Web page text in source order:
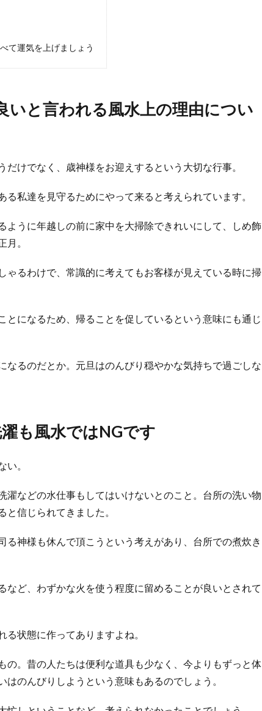
ジュールは、掃除のことばかり考えていてもダメです。 まずは『モノの整理』そ
けを業者に依頼したい！片付け業者を選ぶポイント
が思うようにできず、業者に依頼しようかと悩んでいる方も多いのではないでしょう
掃除。その時に窓拭きをするという人も多いのではないでしょうか。 しかし、窓拭
業者に依頼する方が安心！業者に依頼する際のポイント
...
て運気を上げましょう
いと言われる風水上の理由につい
けでなく、歳神様をお迎えするという大切な行事。
る私達を見守るためにやって来ると考えられています。
ように年越しの前に家中を大掃除できれいにして、しめ飾
月。
ゃるわけで、常識的に考えてもお客様が見えている時に掃
とになるため、帰ることを促しているという意味にも通じ
なるのだとか。元旦はのんびり穏やかな気持ちで過ごしな
も風水ではNGです
。
濯などの水仕事もしてはいけないとのこと。台所の洗い物
信じられてきました。
る神様も休んで頂こうという考えがあり、台所での煮炊き
など、わずかな火を使う程度に留めることが良いとされて
状態に作ってありますよね。
の。昔の人たちは便利な道具も少なく、今よりもずっと体
のんびりしようという意味もあるのでしょう。